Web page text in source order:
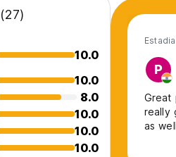
(27)
10.0
10.0
8.0
10.0
10.0
10.0
P
Great
really
as